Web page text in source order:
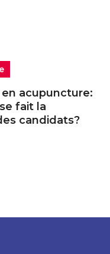
acupuncture:
fait la
candidats?